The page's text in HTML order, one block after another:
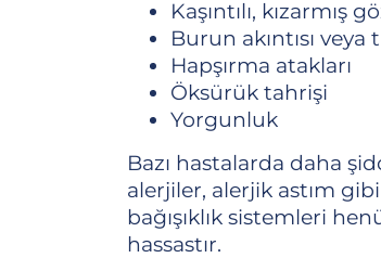
Kaşıntılı, kızarmış
Burun akıntısı veya
Hapşırma atakları
Öksürük tahrişi
Yorgunluk
Bazı hastalarda daha
alerjiler, alerjik astım
bağışıklık sistemleri
hassastır.